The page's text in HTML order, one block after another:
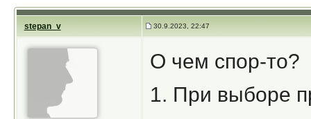
stepan_v 30.9.2023, 22:47
О чем спор-то?
1. При выборе